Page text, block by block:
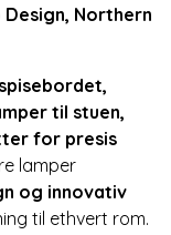
, Northern
til stuen,
for presis
lamper
og innovativ
til ethvert rom.